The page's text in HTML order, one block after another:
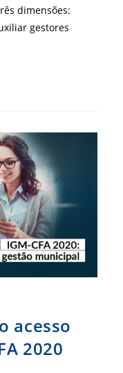
dimensões:
gestores
acesso
2020